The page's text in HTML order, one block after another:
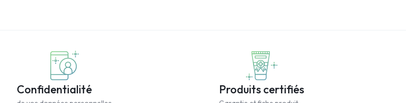
Confidentialité Produits certifiés